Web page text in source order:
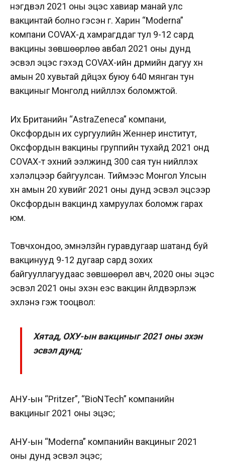
нэгдвэл 2021 оны эцэс хавиар манай улс
вакцинтай болно гэсэн үг. Харин “Moderna”
компани COVAX-д хамрагддаг тул 9-12 сард
вакцины зөвшөөрлөө авбал 2021 оны дунд
эсвэл эцэс гэхэд COVAX-ийн дүрмийн дагуу хүн
амын 20 хувьтай дүйцэх буюу 640 мянган тун
вакциныг Монголд нийлүүлэх боломжтой.
Их Британийн “AstraZeneca” компани,
Оксфордын их сургуулийн Женнер институт,
Оксфордын вакцины группийн тухайд 2021 онд
COVAX-т эхний ээлжинд 300 сая тун нийлүүлэх
хэлэлцээр байгуулсан. Тиймээс Монгол Улсын
хүн амын 20 хувийг 2021 оны дунд эсвэл эцсээр
Оксфордын вакцинд хамруулах боломж гарах
юм.
Товчхондоо, эмнэлзүйн гуравдугаар шатанд буй
вакцинууд 9-12 дугаар сард зохих
байгууллагуудаас зөвшөөрөл авч, 2020 оны эцэс
эсвэл 2021 оны эхэн үеэс вакцин үйлдвэрлэж
эхлэнэ гэж тооцвол:
Хятад, ОХУ-ын вакциныг 2021 оны эхэн
эсвэл дунд;
АНУ-ын “Pritzer”, “BioNTech” компанийн
вакциныг 2021 оны эцэс;
АНУ-ын “Moderna” компанийн вакциныг 2021
оны дунд эсвэл эцэс;